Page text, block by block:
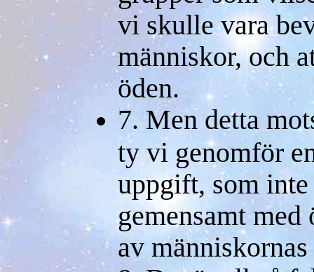
vi skulle vara
människor, och
öden.
7. Men detta
ty vi genomför
uppgift, som inte
gemensamt
av